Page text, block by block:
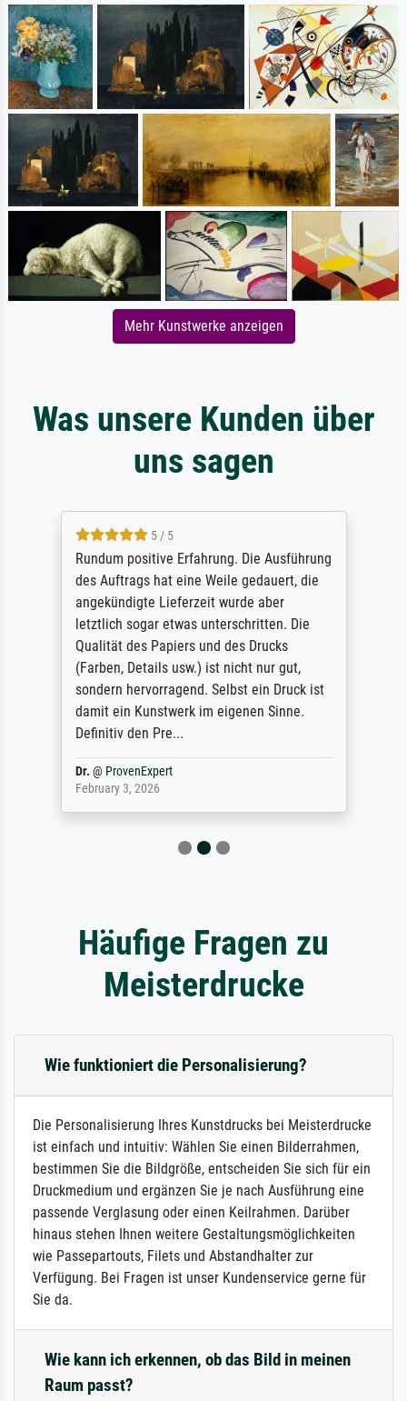
Mehr Kunstwerke anzeigen
Was unsere Kunden über
uns sagen
5 / 5
Rundum positive Erfahrung. Die Ausführung
des Auftrags hat eine Weile gedauert, die
angekündigte Lieferzeit wurde aber
letztlich sogar etwas unterschritten. Die
Qualität des Papiers und des Drucks
(Farben, Details usw.) ist nicht nur gut,
sondern hervorragend. Selbst ein Druck ist
damit ein Kunstwerk im eigenen Sinne.
Definitiv den Pre...
Dr. @ ProvenExpert
February 3, 2026
Häufige Fragen zu
Meisterdrucke
Wie funktioniert die Personalisierung?
Die Personalisierung Ihres Kunstdrucks bei Meisterdrucke
ist einfach und intuitiv: Wählen Sie einen Bilderrahmen,
bestimmen Sie die Bildgröße, entscheiden Sie sich für ein
Druckmedium und ergänzen Sie je nach Ausführung eine
passende Verglasung oder einen Keilrahmen. Darüber
hinaus stehen Ihnen weitere Gestaltungsmöglichkeiten
wie Passepartouts, Filets und Abstandhalter zur
Verfügung. Bei Fragen ist unser Kundenservice gerne für
Sie da.
Wie kann ich erkennen, ob das Bild in meinen
Raum passt?